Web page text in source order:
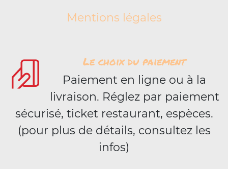
Mentions légales
Le choix du paiement
Paiement en ligne ou à la
livraison. Réglez par paiement
sécurisé, ticket restaurant, espèces.
(pour plus de détails, consultez les
infos)